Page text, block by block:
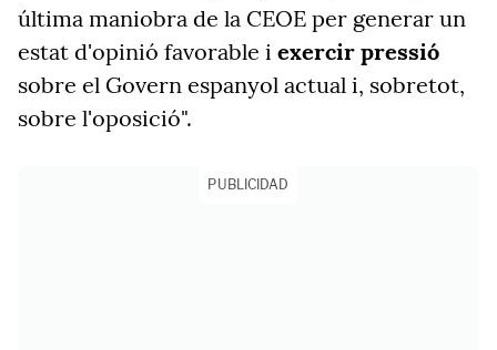
última maniobra de la CEOE per generar un
estat d'opinió favorable i exercir pressió
sobre el Govern espanyol actual i, sobretot,
sobre l'oposició".
PUBLICIDAD